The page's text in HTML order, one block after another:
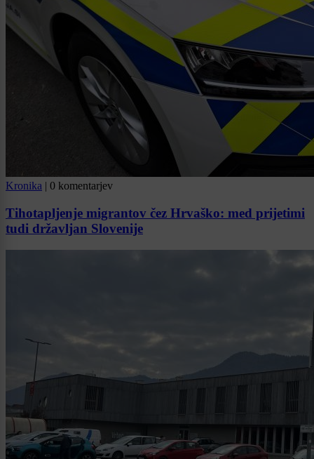
Kronika | 0 komentarjev
Tihotapljenje migrantov čez Hrvaško: med prijetimi
tudi državljan Slovenije